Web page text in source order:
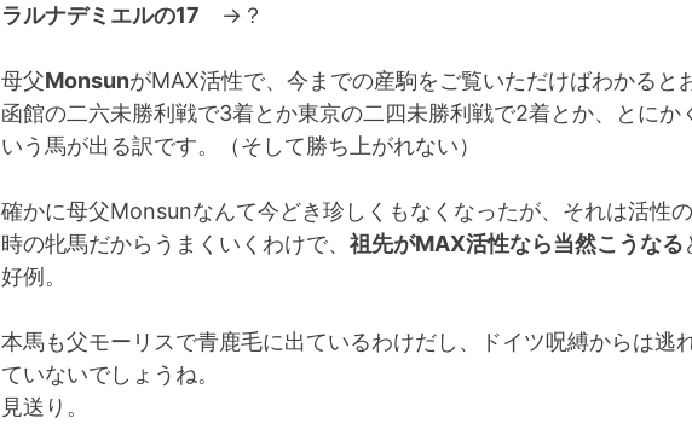
ラルナデミエルの17 →？
母父MonsunがMAX活性で、今までの産駒をご覧いただけばわかると
函館の二六未勝利戦で3着とか東京の二四未勝利戦で2着とか、とにか
いう馬が出る訳です。（そして勝ち上がれない）
確かに母父Monsunなんて今どき珍しくもなくなったが、それは活性
時の牝馬だからうまくいくわけで、 祖先がMAX活性なら当然こうなる
好例。
本馬も父モーリスで青鹿毛に出ているわけだし、ドイツ呪縛からは逃
ていないでしょうね。
見送り。